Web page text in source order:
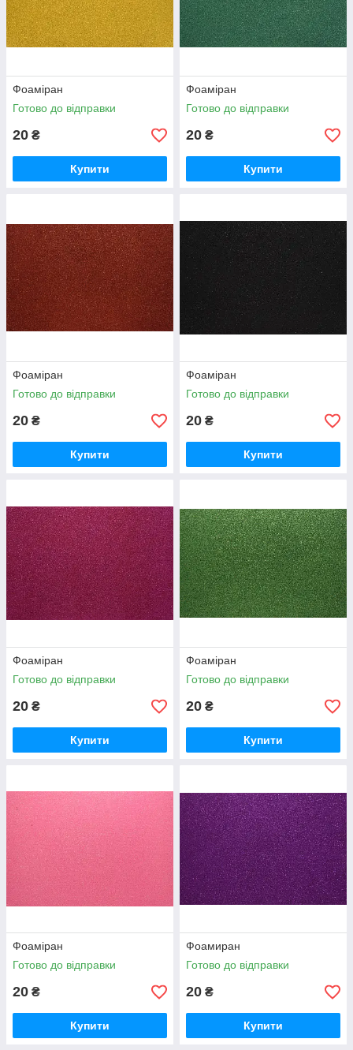
Фоаміран
Готово до відправки
20 ₴
Купити
Фоаміран
Готово до відправки
20 ₴
Купити
Фоаміран
Готово до відправки
20 ₴
Купити
Фоаміран
Готово до відправки
20 ₴
Купити
Фоаміран
Готово до відправки
20 ₴
Купити
Фоаміран
Готово до відправки
20 ₴
Купити
Фоаміран
Готово до відправки
20 ₴
Купити
Фоамиран
Готово до відправки
20 ₴
Купити